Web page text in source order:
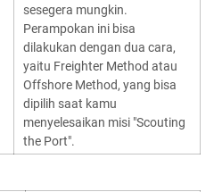
sesegera mungkin.
Perampokan ini bisa
dilakukan dengan dua cara,
yaitu Freighter Method atau
Offshore Method, yang bisa
dipilih saat kamu
menyelesaikan misi "Scouting
the Port".